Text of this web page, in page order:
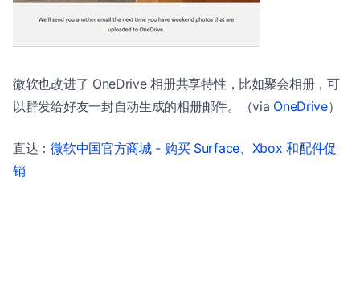
微软也改进了 OneDrive 相册共享特性，比如聚会相册，可
以群发给好友一封自动生成的相册邮件。（via OneDrive）
直达：微软中国官方商城 - 购买 Surface、Xbox 和配件促
销